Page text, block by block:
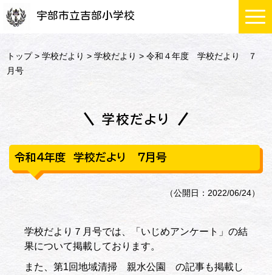
宇部市立吉部小学校
トップ>学校だより >学校だより > 令和４年度 学校だより ７
月号
学校だより
令和４年度 学校だより ７月号
（公開日：2022/06/24）
学校だより７月号では、「いじめアンケート」の結
果について掲載しております。
また、第1回地域清掃 親水公園 の記事も掲載し